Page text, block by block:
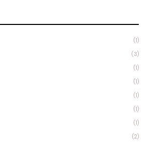
(1)
(3)
(1)
(1)
(1)
(1)
(1)
(2)